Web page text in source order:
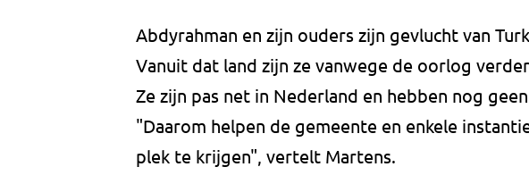
Abdyrahman en zijn ouders zijn gevlucht van
Vanuit dat land zijn ze vanwege de oorlog
Ze zijn pas net in Nederland en hebben nog
"Daarom helpen de gemeente en enkele
plek te krijgen", vertelt Martens.